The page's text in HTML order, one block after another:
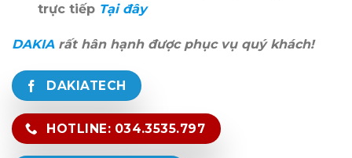
trực tiếp Tại đây
DAKIArất hân hạnh được phục vụ quý khách!
DAKIATECH
HOTLINE: 034.3535.797